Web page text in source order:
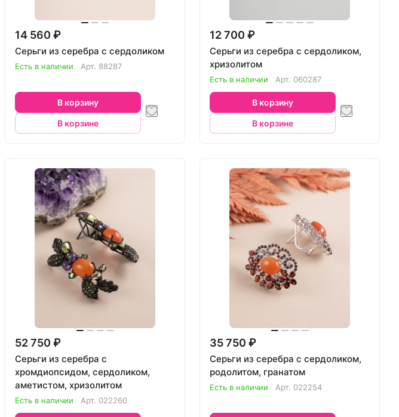
14 560 ₽
Серьги из серебра с сердоликом
Есть в наличии Арт. 88287
В корзину
В корзине
12 700 ₽
Серьги из серебра с сердоликом,
хризолитом
Есть в наличии Арт. 060287
В корзину
В корзине
52 750 ₽
Серьги из серебра с
хромдиопсидом, сердоликом,
аметистом, хризолитом
Есть в наличии Арт. 022260
35 750 ₽
Серьги из серебра с сердоликом,
родолитом, гранатом
Есть в наличии Арт. 022254